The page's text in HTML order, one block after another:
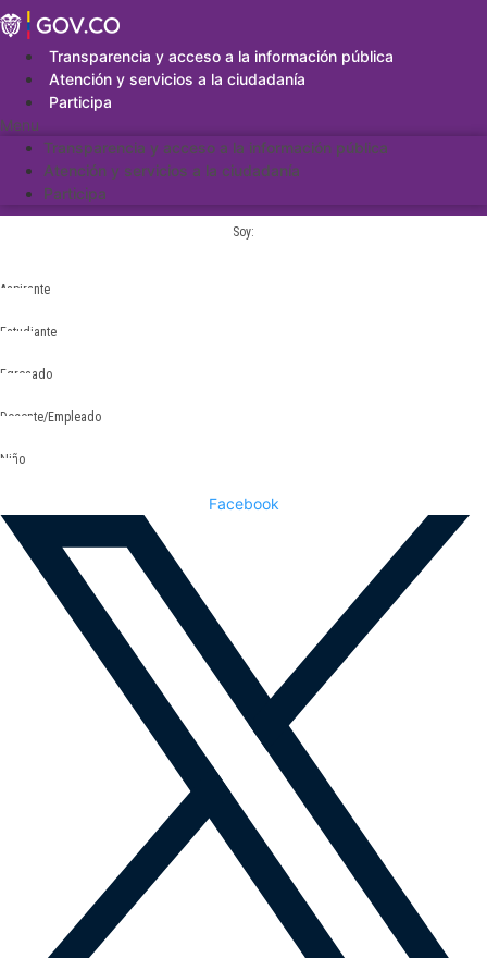
Saltar
al
contenidoTransparencia y acceso a la información pública
Atención y servicios a la ciudadanía
Participa
Menu
Transparencia y acceso a la información pública
Atención y servicios a la ciudadanía
Participa
Soy:
Aspirante
Estudiante
Egresado
Docente/Empleado
Niño
Facebook